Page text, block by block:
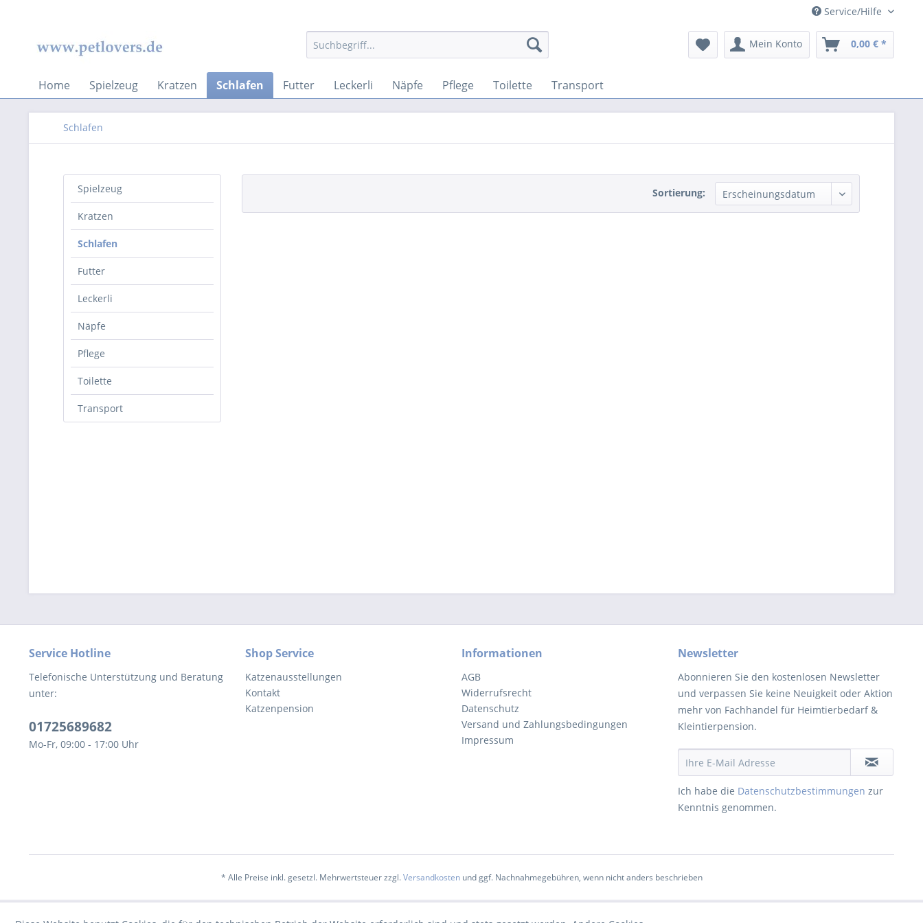
Service/Hilfe
Mein Konto 0,00 € *
Home Spielzeug Kratzen Schlafen Futter Leckerli Näpfe Pflege Toilette Transport
Schlafen
Spielzeug
Kratzen
Schlafen
Futter
Leckerli
Näpfe
Pflege
Toilette
Transport
Sortierung:
Service Hotline
Telefonische Unterstützung und Beratung
unter:
01725689682
Mo-Fr, 09:00 - 17:00 Uhr
Shop Service
Katzenausstellungen
Kontakt
Katzenpension
Informationen
AGB
Widerrufsrecht
Datenschutz
Versand und Zahlungsbedingungen
Impressum
Newsletter
Abonnieren Sie den kostenlosen Newsletter
und verpassen Sie keine Neuigkeit oder Aktion
mehr von Fachhandel für Heimtierbedarf &
Kleintierpension.
Ich habe die Datenschutzbestimmungen zur
Kenntnis genommen.
* Alle Preise inkl. gesetzl. Mehrwertsteuer zzgl.Versandkostenund ggf. Nachnahmegebühren, wenn nicht anders beschrieben